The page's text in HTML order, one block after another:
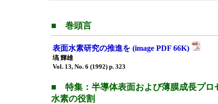
■ 巻頭言
表面水素研究の推進を (image PDF 66K)
塙 輝雄
Vol. 13, No. 6 (1992) p. 323
■ 特集：半導体表面および薄膜成長プロ
水素の役割